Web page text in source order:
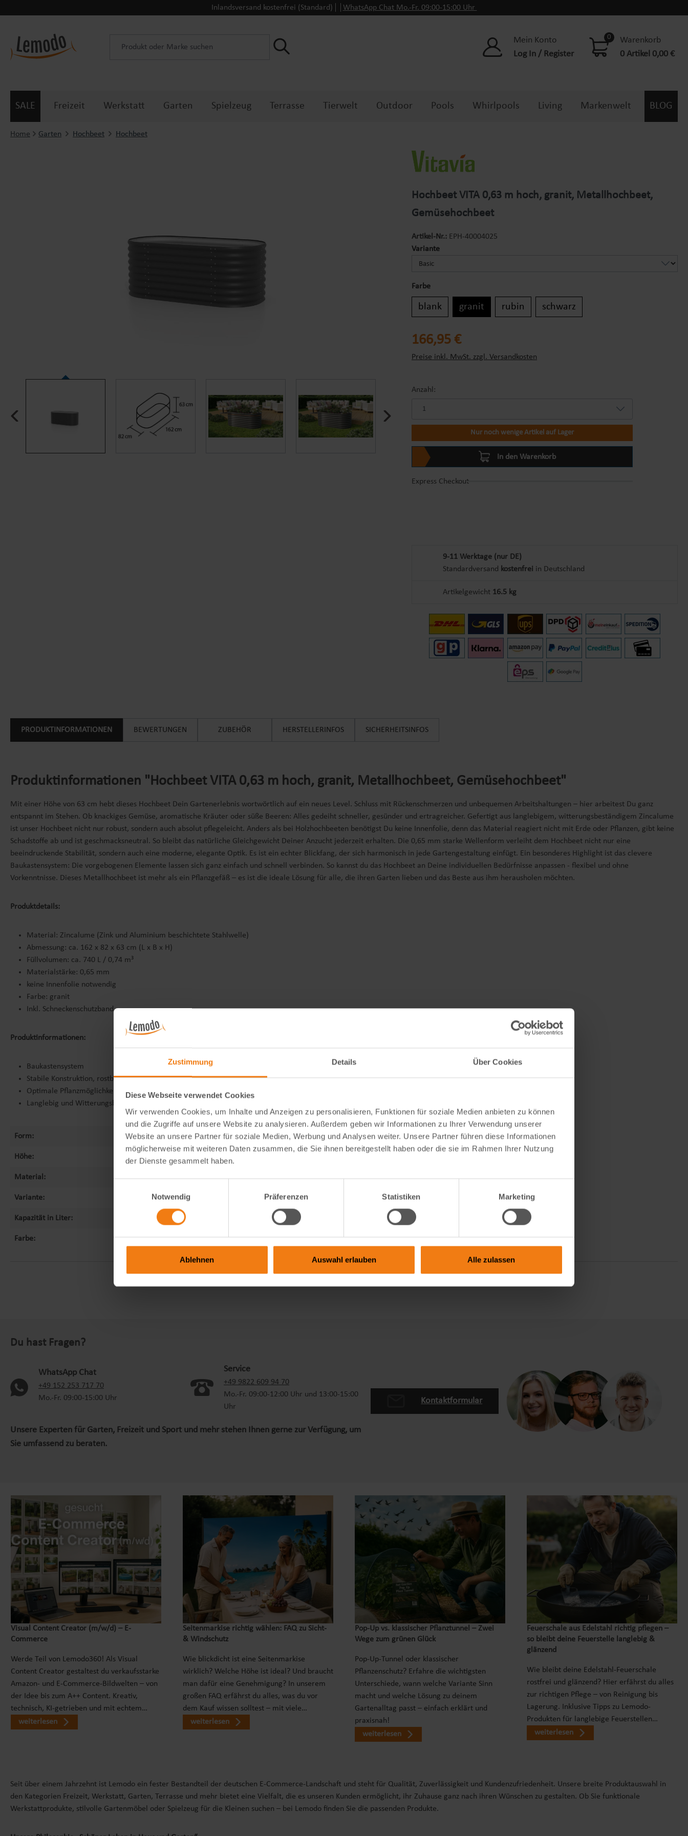
Zustimmung Details Über Cookies
Diese Webseite verwendet Cookies
Wir verwenden Cookies, um Inhalte und Anzeigen zu personalisieren, Funktionen für soziale Medien anbieten zu können
und die Zugriffe auf unsere Website zu analysieren. Außerdem geben wir Informationen zu Ihrer Verwendung unserer
Website an unsere Partner für soziale Medien, Werbung und Analysen weiter. Unsere Partner führen diese Informationen
möglicherweise mit weiteren Daten zusammen, die Sie ihnen bereitgestellt haben oder die sie im Rahmen Ihrer Nutzung
der Dienste gesammelt haben.
Notwendig
Präferenzen Statistiken Marketing
Ablehnen Auswahl erlauben Alle zulassen
Inlandsversand kostenfrei (Standard) WhatsApp Chat Mo.-Fr. 09:00-15:00 Uhr
Mein Konto
Log In / Register
0
Warenkorb
0 Artikel 0,00 €
SALE Freizeit Werkstatt Garten Spielzeug Terrasse Tierwelt Outdoor Pools Whirlpools Living Markenwelt BLOG
Home Garten Hochbeet Hochbeet
Hochbeet VITA 0,63 m hoch, granit, Metallhochbeet,
Gemüsehochbeet
Artikel-Nr.: EPH-40004025
Varianteauswählen
Farbe
blank granit rubin schwarz
Regulärer Preis:
166,95 €
Preise inkl. MwSt. zzgl. Versandkosten
Anzahl:
Nur noch wenige Artikel auf Lager
In den Warenkorb
Express Checkout
9-11 Werktage (nur DE)
Standardversand kostenfrei in Deutschland
Artikelgewicht 16.5 kg
PRODUKTINFORMATIONEN BEWERTUNGEN ZUBEHÖR HERSTELLERINFOS SICHERHEITSINFOS
Produktinformationen "Hochbeet VITA 0,63 m hoch, granit, Metallhochbeet, Gemüsehochbeet"
Mit einer Höhe von 63 cm hebt dieses Hochbeet Dein Gartenerlebnis wortwörtlich auf ein neues Level. Schluss mit Rückenschmerzen und unbequemen Arbeitshaltungen – hier arbeitest Du ganz
entspannt im Stehen. Ob knackiges Gemüse, aromatische Kräuter oder süße Beeren: Alles gedeiht schneller, gesünder und ertragreicher. Gefertigt aus langlebigem, witterungsbeständigem Zincalume
ist unser Hochbeet nicht nur robust, sondern auch absolut pflegeleicht. Anders als bei Holzhochbeeten benötigst Du keine Innenfolie, denn das Material reagiert nicht mit Erde oder Pflanzen, gibt keine
Schadstoffe ab und ist geschmacksneutral. So bleibt das natürliche Gleichgewicht Deiner Anzucht jederzeit erhalten. Die 0,65 mm starke Wellenform verleiht dem Hochbeet nicht nur eine
beeindruckende Stabilität, sondern auch eine moderne, elegante Optik. Es ist ein echter Blickfang, der sich harmonisch in jede Gartengestaltung einfügt. Ein besonderes Highlight ist das clevere
Baukastensystem: Die vorgebogenen Elemente lassen sich ganz einfach und schnell verbinden. So kannst du das Hochbeet an Deine individuellen Bedürfnisse anpassen - flexibel und ohne
Vorkenntnisse. Dieses Metallhochbeet ist mehr als ein Pflanzgefäß – es ist die ideale Lösung für alle, die ihren Garten lieben und das Beste aus ihm herausholen möchten.
Produktdetails:
Material: Zincalume (Zink und Aluminium beschichtete Stahlwelle)
Abmessung: ca. 162 x 82 x 63 cm (L x B x H)
Füllvolumen: ca. 740 L / 0,74 m³
Materialstärke: 0,65 mm
keine Innenfolie notwendig
Farbe: granit
Inkl. Schneckenschutzband
Produktinformationen:
Baukastensystem
Stabile Konstruktion, rostbeständig
Optimale Pflanzmöglichkeit
Langlebig und Witterungsbeständig
Form: oval
Höhe:
Material: Metall
Variante:
Kapazität in Liter:
Farbe: granit
Du hast Fragen?
WhatsApp Chat
+49 152 253 717 70
Mo.-Fr. 09:00-15:00 Uhr
Service
+49 9822 609 94 70
Mo.-Fr. 09:00-12:00 Uhr und 13:00-15:00
Uhr
Unsere Experten für Garten, Freizeit und Sport und mehr stehen Ihnen gerne zur Verfügung, um
Sie umfassend zu beraten.
Kontaktformular
Visual Content Creator (m/w/d) – E-
Commerce
Werde Teil von Lemodo360! Als Visual
Content Creator gestaltest du verkaufsstarke
Amazon- und E-Commerce-Bildwelten – von
der Idee bis zum A++ Content. Kreativ,
technisch, KI-getrieben und mit echtem…
weiterlesen
Seitenmarkise richtig wählen: FAQ zu Sicht-
& Windschutz
Wie blickdicht ist eine Seitenmarkise
wirklich? Welche Höhe ist ideal? Und braucht
man dafür eine Genehmigung? In unserem
großen FAQ erfährst du alles, was du vor
dem Kauf wissen solltest – mit viele…
weiterlesen
Pop‑Up vs. klassischer Pflanztunnel – Zwei
Wege zum grünen Glück
Pop-Up-Tunnel oder klassischer
Pflanzenschutz? Erfahre die wichtigsten
Unterschiede, wann welche Variante Sinn
macht und welche Lösung zu deinem
Gartenalltag passt – einfach erklärt und
praxisnah!
weiterlesen
Feuerschale aus Edelstahl richtig pflegen –
so bleibt deine Feuerstelle langlebig &
glänzend
Wie bleibt deine Edelstahl-Feuerschale
rostfrei und glänzend? Hier erfährst du alles
zur richtigen Pflege – von Reinigung bis
Lagerung. Inklusive Tipps zu Lemodo-
Produkten für langlebige Feuerstellen…
weiterlesen
Seit über einem Jahrzehnt ist Lemodo ein fester Bestandteil der deutschen E-Commerce-Landschaft und steht für Qualität, Zuverlässigkeit und Kundenzufriedenheit. Unsere breite Produktauswahl in
den Kategorien Freizeit, Werkstatt, Garten, Terrasse und mehr bietet eine Vielfalt, die es unseren Kunden ermöglicht, ihr Zuhause ganz nach ihren Wünschen zu gestalten. Ob Sie funktionale
Werkstattprodukte, stilvolle Gartenmöbel oder Spielzeug für die Kleinen suchen – bei Lemodo finden Sie die passenden Produkte.